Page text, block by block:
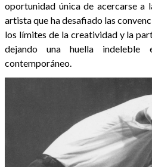
oportunidad única de acercarse a
artista que ha desafiado las
los límites de la creatividad y la
dejando una huella
contemporáneo.